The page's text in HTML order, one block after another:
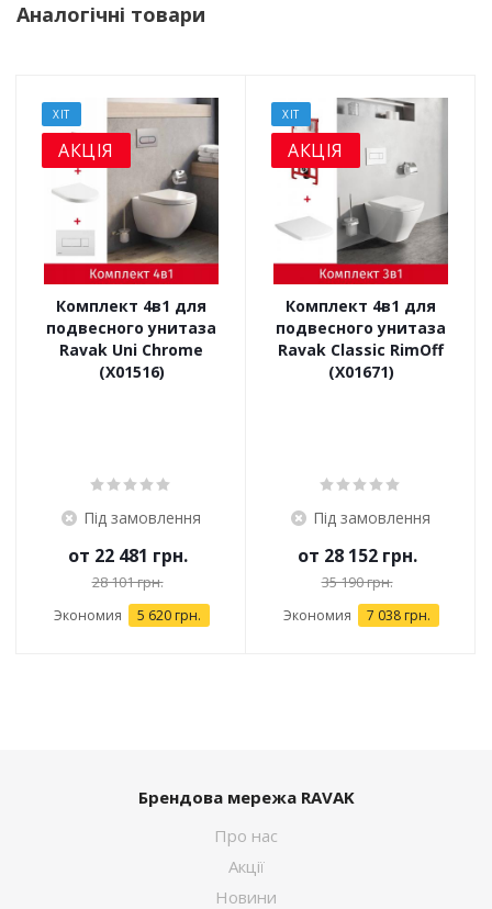
Аналогічні товари
ХІТ
АКЦІЯ
Комплект 4в1 для
подвесного унитаза
Ravak Uni Chrome
(X01516)
Під замовлення
от 22 481 грн.
28 101 грн.
Экономия 5 620 грн.
ХІТ
АКЦІЯ
Комплект 4в1 для
подвесного унитаза
Ravak Classic RimOff
(X01671)
Під замовлення
от 28 152 грн.
35 190 грн.
Экономия 7 038 грн.
Брендова мережа RAVAK
Про нас
Акції
Новини